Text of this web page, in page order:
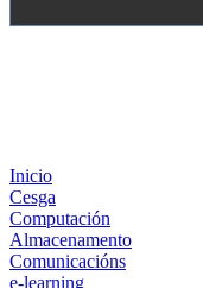
Inicio
Cesga
Computación
Almacenamento
Comunicacións
e-learning